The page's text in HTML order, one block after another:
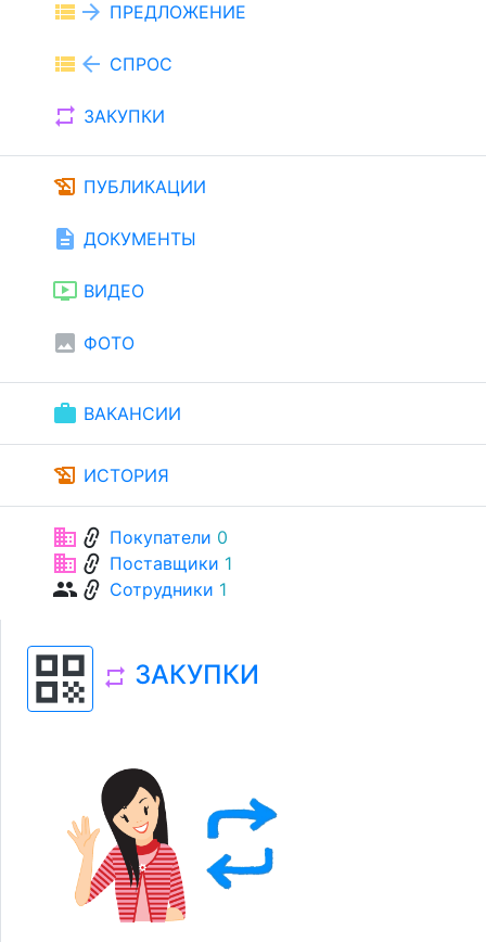
view_list arrow_forward ПРЕДЛОЖЕНИЕ
view_list arrow_back СПРОС
repeat ЗАКУПКИ
history_edu ПУБЛИКАЦИИ
description ДОКУМЕНТЫ
ondemand_video ВИДЕО
image ФОТО
work ВАКАНСИИ
history_edu ИСТОРИЯ
businesslink Покупатели 0
businesslink Поставщики 1
grouplink Сотрудники 1
qr_code repeat ЗАКУПКИ